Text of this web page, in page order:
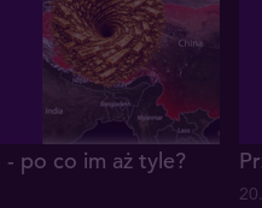
- po co im aż tyle?